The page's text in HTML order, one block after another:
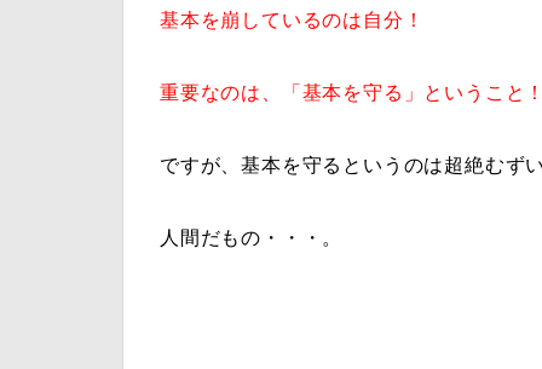
基本を崩しているのは自分！
重要なのは、「基本を守る」ということ
ですが、基本を守るというのは超絶むず
人間だもの・・・。